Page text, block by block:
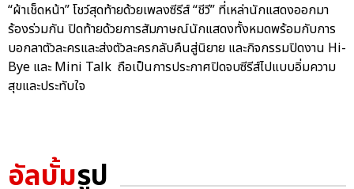
“ผ้าเช็ดหน้า” โชว์สุดท้ายด้วยเพลงซีรีส์ “ชีวี” ที่เหล่านักแสดงออกมา
ร้องร่วมกัน ปิดท้ายด้วยการสัมภาษณ์นักแสดงทั้งหมดพร้อมกับการ
บอกลาตัวละครและส่งตัวละครกลับคืนสู่นิยาย และกิจกรรมปิดงาน Hi-
Bye และ Mini Talk ถือเป็นการประกาศปิดจบซีรีส์ไปแบบอิ่มความ
สุขและประทับใจ
อัลบั้มรูป